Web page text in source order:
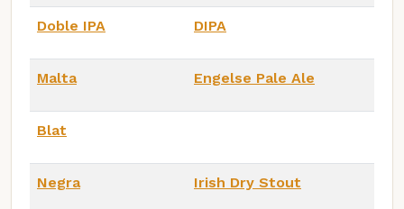
Doble IPA DIPA
Malta Engelse Pale Ale
Blat
Negra Irish Dry Stout